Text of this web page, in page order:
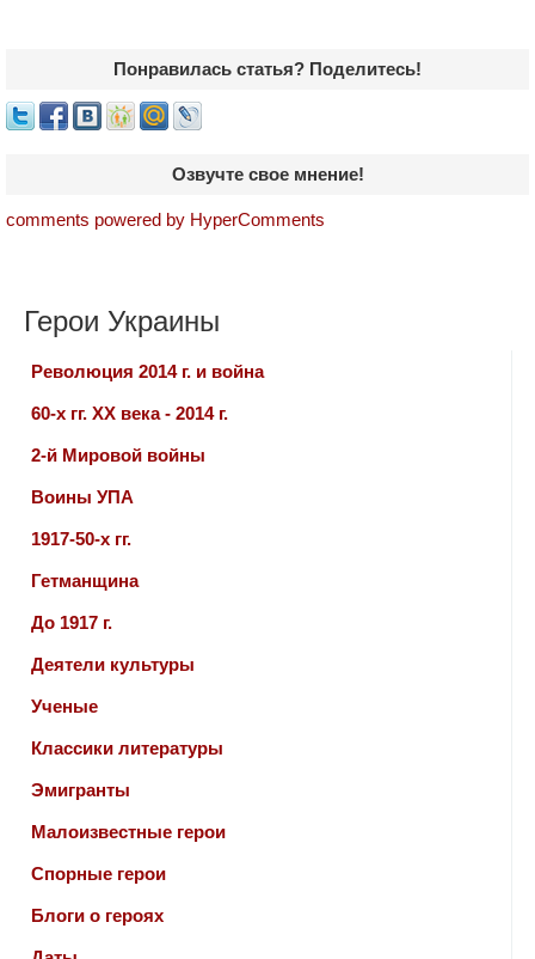
Понравилась статья? Поделитесь!
Озвучте свое мнение!
comments powered by HyperComments
Герои Украины
Революция 2014 г. и война
60-х гг. ХХ века - 2014 г.
2-й Мировой войны
Воины УПА
1917-50-х гг.
Гетманщина
До 1917 г.
Деятели культуры
Ученые
Классики литературы
Эмигранты
Малоизвестные герои
Спорные герои
Блоги о героях